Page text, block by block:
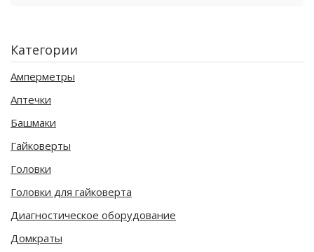
Категории
Амперметры
Аптечки
Башмаки
Гайковерты
Головки
Головки для гайковерта
Диагностическое оборудование
Домкраты